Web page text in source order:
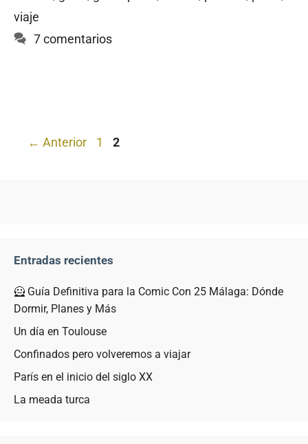
viaje
7 comentarios
← Anterior Página
1 Página
2
Entradas recientes
🦸 Guía Definitiva para la Comic Con 25 Málaga: Dónde
Dormir, Planes y Más
Un día en Toulouse
Confinados pero volveremos a viajar
París en el inicio del siglo XX
La meada turca